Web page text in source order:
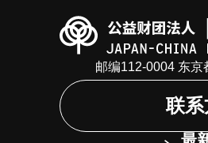
邮编112-0004 东京
联